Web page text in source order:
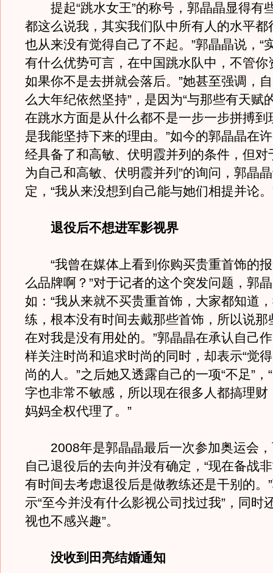
提起“跳水女王”的称号，郭晶晶显得有
都这么说我，其实我们队中所有人的水平都
也从来没有觉得自己了不起。”郭晶晶说，“
有什么优势可言，在中国跳水队中，不管你
如果你不是去拼就会落后。”她甚至强调，
么大年纪依然坚持”，是因为“与那些有天赋
在跳水方面是从什么都不是一步一步拼搏到
是我能坚持下来的理由。”如今的郭晶晶在
经具备了和高敏、伏明霞并列的条件，但对
为自己和高敏、伏明霞并列”的询问，郭晶
定，“我从来没想到自己能与她们相提并论。
退役后不想进军影视界
“我曾在媒体上看到你购买贵重首饰的报
么品牌啊？”对于记者的这个突发问题，郭
如：“我从来就不买贵重首饰，大家都知道
练，根本没有时间去戴那些首饰，所以说那
在对我是没有用处的。”郭晶晶在承认自己
样关注时尚和追求时尚的同时，却表示“觉
尚的人。”之后她又透露自己的一项“不足”，
字也非常不敏感，所以现在很多人都搞理财
妈妈全权代理了。”
2008年是郭晶晶最后一次参加奥运会，
自己退役后的去向并没有确定，“现在备战
有时间去考虑退役后是做教练还是干别的。
示“至今并没有什么影视公司找过我”，同时
视也不感兴趣”。
没收到田亮结婚通知